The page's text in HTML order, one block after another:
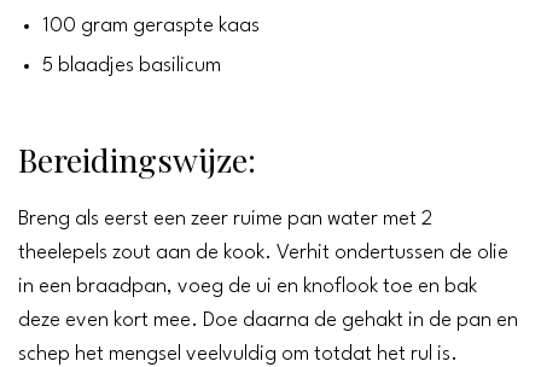
100 gram geraspte kaas
5 blaadjes basilicum
Bereidingswijze:
Breng als eerst een zeer ruime pan water met 2
theelepels zout aan de kook. Verhit ondertussen de olie
in een braadpan, voeg de ui en knoflook toe en bak
deze even kort mee. Doe daarna de gehakt in de pan en
schep het mengsel veelvuldig om totdat het rul is.